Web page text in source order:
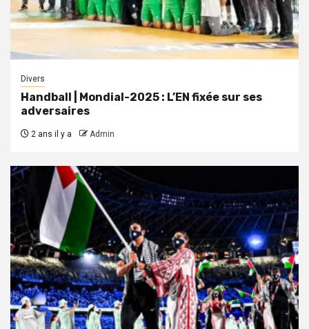
Divers
Handball | Mondial-2025 : L’EN fixée sur ses
adversaires
2 ans il y a Admin